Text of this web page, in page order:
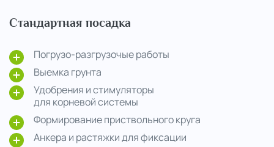
Стандартная посадка
Погрузо-разгрузочые работы
Выемка грунта
Удобрения и стимуляторы
для корневой системы
Формирование приствольного круга
Анкера и растяжки для фиксации